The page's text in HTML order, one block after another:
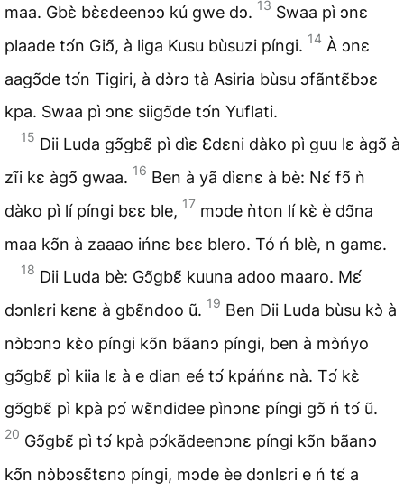
maa. Gbɛ̀ bɛ̀ɛdeenↄↄ kú gwe dↄ. 13 Swaa pì ↄnɛ
plaade tↄ́n Giↄ̃, à liga Kusu bùsuzi píngi. 14 À ↄnɛ
aagↄ̃de tↄ́n Tigiri, à dↄ̀rↄ tà Asiria bùsu ↄfãntɛ̃bↄɛ
kpa. Swaa pì ↄnɛ siigↄ̃de tↄ́n Yuflati.
15 Dii Luda gↄ̃gbɛ̃ pì dìɛ Ɛdɛni dàko pì guu lɛ àgↄ̃ à
zĩi kɛ àgↄ̃ gwaa. 16 Ben à yã dìɛnɛ à bè: Nɛ́ fↄ̃ ǹ
dàko pì lí píngi bɛɛ ble, 17 mↄde ǹton lí kɛ̀ è dↄ̃na
maa kↄ̃n à zaaao ińnɛ bɛɛ blero. Tó ń blè, n gamɛ.
18 Dii Luda bè: Gↄ̃gbɛ̃ kuuna adoo maaro. Mɛ́
dↄnlɛri kɛnɛ à gbɛ̃ndoo ũ. 19 Ben Dii Luda bùsu kↄ̀ à
nↄ̀bↄnↄ kɛ̀o píngi kↄ̃n bãanↄ píngi, ben à mↄ̀ńyo
gↄ̃gbɛ̃ pì kiia lɛ à e dian eé tↄ́ kpáńnɛ nà. Tↄ́ kɛ̀
gↄ̃gbɛ̃ pì kpà pↄ́ wɛ̃̀ndidee pìnↄnɛ píngi gↄ̃̀ ń tↄ́ ũ.
20 Gↄ̃gbɛ̃ pì tↄ́ kpà pↄ́kãdeenↄnɛ píngi kↄ̃n bãanↄ
kↄ̃n nↄ̀bↄsɛ̃tɛnↄ píngi, mↄde èe dↄnlɛri e ń tɛ́ a